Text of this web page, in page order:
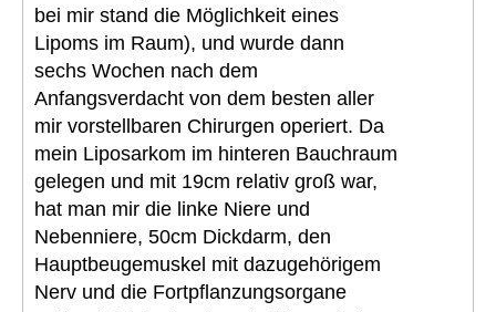
bei mir stand die Möglichkeit eines
Lipoms im Raum), und wurde dann
sechs Wochen nach dem
Anfangsverdacht von dem besten aller
mir vorstellbaren Chirurgen operiert. Da
mein Liposarkom im hinteren Bauchraum
gelegen und mit 19cm relativ groß war,
hat man mir die linke Niere und
Nebenniere, 50cm Dickdarm, den
Hauptbeugemuskel mit dazugehörigem
Nerv und die Fortpflanzungsorgane